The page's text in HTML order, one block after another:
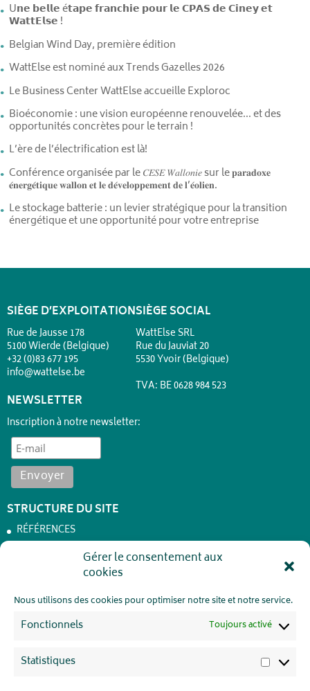
Gérer le consentement aux
cookies
Nous utilisons des cookies pour optimiser notre site et notre service.
Fonctionnels Toujours activé
Statistiques
U𝗻𝗲 𝗯𝗲𝗹𝗹𝗲 é𝘁𝗮𝗽𝗲 𝗳𝗿𝗮𝗻𝗰𝗵𝗶𝗲 𝗽𝗼𝘂𝗿 𝗹𝗲 𝗖𝗣𝗔𝗦 𝗱𝗲 𝗖𝗶𝗻𝗲𝘆 𝗲𝘁
𝗪𝗮𝘁𝘁𝗘𝗹𝘀𝗲 !
Belgian Wind Day, première édition
WattElse est nominé aux Trends Gazelles 2026
Le Business Center WattElse accueille Exploroc
Bioéconomie : une vision européenne renouvelée… et des
opportunités concrètes pour le terrain !
L’ère de l’électrification est là!
Conférence organisée par le 𝐶𝐸𝑆𝐸 𝑊𝑎𝑙𝑙𝑜𝑛𝑖𝑒 sur le 𝐩𝐚𝐫𝐚𝐝𝐨𝐱𝐞
𝐞́𝐧𝐞𝐫𝐠𝐞́𝐭𝐢𝐪𝐮𝐞 𝐰𝐚𝐥𝐥𝐨𝐧 𝐞𝐭 𝐥𝐞 𝐝𝐞́𝐯𝐞𝐥𝐨𝐩𝐩𝐞𝐦𝐞𝐧𝐭 𝐝𝐞 𝐥’𝐞́𝐨𝐥𝐢𝐞𝐧.
Le stockage batterie : un levier stratégique pour la transition
énergétique et une opportunité pour votre entreprise
SIÈGE D’EXPLOITATION
Rue de Jausse 178
5100 Wierde (Belgique)
+32 (0)83 677 195
info@wattelse.be
SIÈGE SOCIAL
WattElse SRL
Rue du Jauviat 20
5530 Yvoir (Belgique)
TVA: BE 0628 984 523
NEWSLETTER
Inscription à notre newsletter:
STRUCTURE DU SITE
RÉFÉRENCES
À PROPOS
Achêne – Batteries de stockage
CONTACT